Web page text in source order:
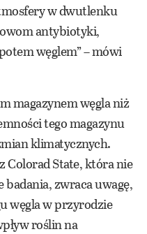
w dwutlenku
antybiotyki,
węglem” – mówi
magazynem węgla niż
tego magazynu
klimatycznych.
Colorad State, która nie
badania, zwraca uwagę,
węgla w przyrodzie
roślin na